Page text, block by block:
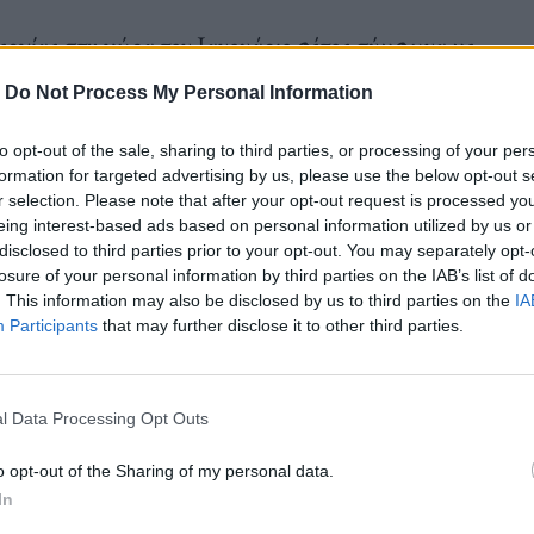
Do Not Process My Personal Information
opt-out of the sale, sharing to third parties, or processing of your
for targeted advertising by us, please use the below opt-out
selection. Please note that after your opt-out request is processed
interest-based ads based on personal information utilized by us
to third parties prior to your opt-out. You may separately
of your personal information by third parties on the IAB’s list of
This information may also be disclosed by us to third parties on the
Participants that may further disclose it to other third parties.
Data Processing Opt Outs
opt-out of the Sharing of my personal data.
στη χώρα τον Ιανουάριο φέτος σύμφωνα με
και του αναθεωρημένου προς τα άνω
μείωση κατά 34.245 άτομα σε σχέση με τον
σε σχέση με τον Δεκέμβριο 2023 (0,4%).
από 14,8% τον Ιανουάριο πέρυσι και στους
το ποσοστό ανεργίας ανήλθε σε 22,9% από